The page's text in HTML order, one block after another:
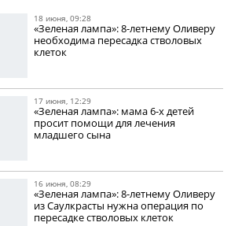
18 июня, 09:28
«Зеленая лампа»: 8-летнему Оливеру
необходима пересадка стволовых
клеток
17 июня, 12:29
«Зеленая лампа»: мама 6-х детей
просит помощи для лечения
младшего сына
16 июня, 08:29
«Зеленая лампа»: 8-летнему Оливеру
из Саулкрасты нужна операция по
пересадке стволовых клеток